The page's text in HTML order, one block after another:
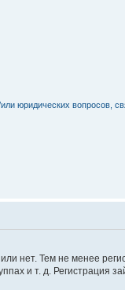
юридических вопросов,
нет. Тем не менее
и т. д. Регистрация